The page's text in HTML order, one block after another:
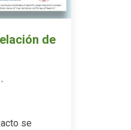
de
se